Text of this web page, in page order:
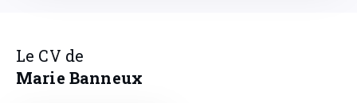
Le CV de
Marie Banneux